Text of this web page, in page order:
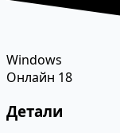
Windows
Онлайн 18
Детали